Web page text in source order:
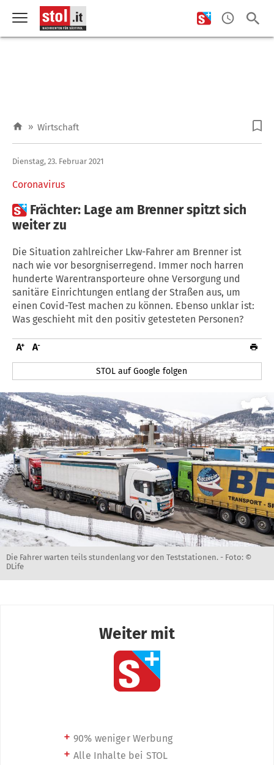
» Wirtschaft
Coronavirus
Dienstag, 23. Februar 2021
 Frächter: Lage am Brenner spitzt sich
weiter zu
Die Situation zahlreicher Lkw-Fahrer am Brenner ist
nach wie vor besorgniserregend. Immer noch harren
hunderte Warentransporteure ohne Versorgung und
sanitäre Einrichtungen entlang der Straßen aus, um
einen Covid-Test machen zu können. Ebenso unklar ist:
Was geschieht mit den positiv getesteten Personen?
STOL auf Google folgen
Die Fahrer warten teils stundenlang vor den Teststationen. - Foto: ©
DLife